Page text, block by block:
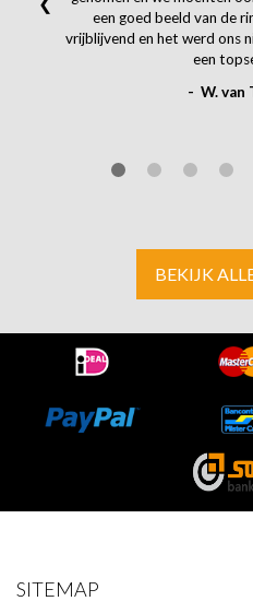
een goed beeld van de
vrijblijvend en het werd ons
een
- W. van
BEKIJK
SITEMAP